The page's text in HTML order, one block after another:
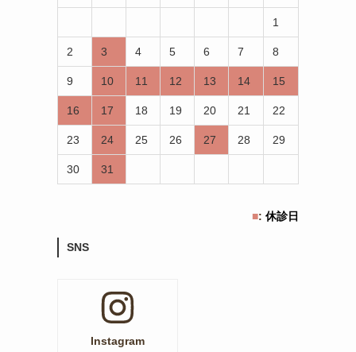
1
2 3 4 5 6 7 8
9 10 11 12 13 14 15
16 17 18 19 20 21 22
23 24 25 26 27 28 29
30 31
■: 休診日
SNS
Instagram